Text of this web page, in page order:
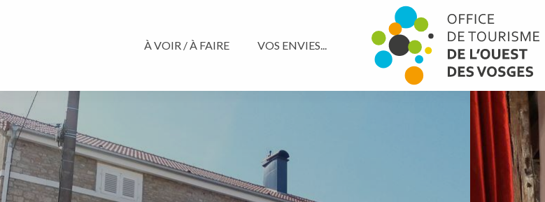
À VOIR / À FAIRE VOS ENVIES...